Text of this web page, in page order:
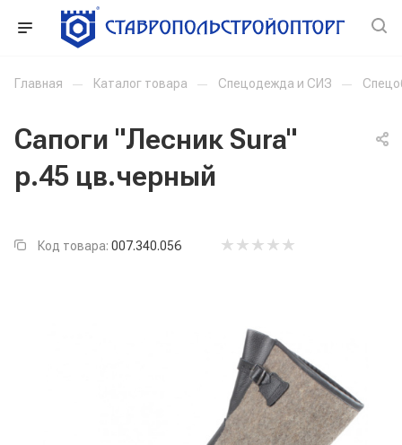
Главная — Каталог товара — Спецодежда и СИЗ —
Сапоги "Лесник Sura"
р.45 цв.черный
Код товара: 007.340.056